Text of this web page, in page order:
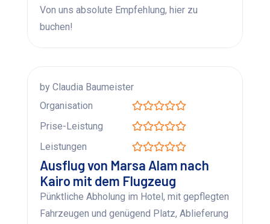
Von uns absolute Empfehlung, hier zu
buchen!
by Claudia Baumeister
Organisation
Prise-Leistung
Leistungen
Ausflug von Marsa Alam nach
Kairo mit dem Flugzeug
Pünktliche Abholung im Hotel, mit gepflegten
Fahrzeugen und genügend Platz, Ablieferung